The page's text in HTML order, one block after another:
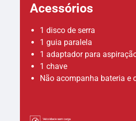
Acessórios
1 disco de serra
1 guia paralela
1 adaptador para
1 chave
Não acompanha bateria e